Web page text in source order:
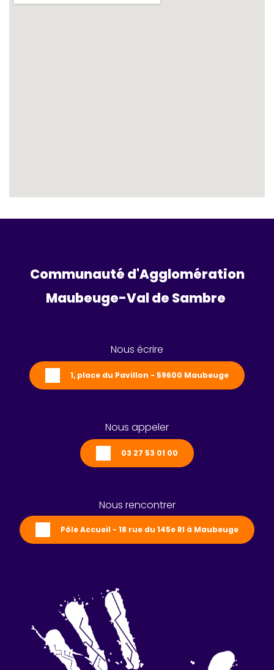
Communauté d'Agglomération
Maubeuge-Val de Sambre
Nous écrire
1, place du Pavillon - 59600 Maubeuge
Nous appeler
03 27 53 01 00
Nous rencontrer
Pôle Accueil - 18 rue du 145e RI à Maubeuge